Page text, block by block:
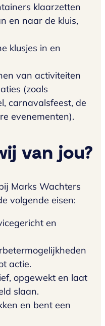
klaarzetten
en naar de kluis,
klusjes in en
van activiteiten
(zoals
carnavalsfeest, de
evenementen).
van jou?
Marks Wachters
volgende eisen:
en
actie.
opgewekt en laat
slaan.
en bent een